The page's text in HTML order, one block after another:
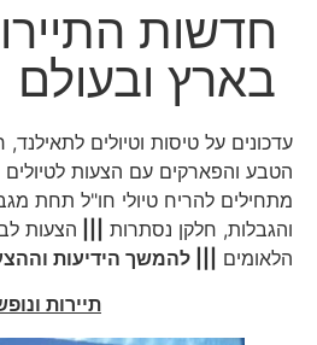
חדשות
בארץ ובעולם 10/2021
עדכונים על טיסות וטיולים לתאילנד,
הטבע והפארקים עם הצעות לטיולים
מתחילים להריח טיולי חו"ל תחת
והגבלות, חלקן נסתרות|||
הצעות
הלאומים|||
להמשך הידיעות
תיירות ונופש